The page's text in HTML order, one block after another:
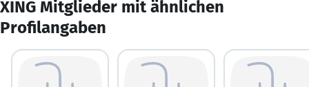
XING Mitglieder mit ähnlichen
Profilangaben